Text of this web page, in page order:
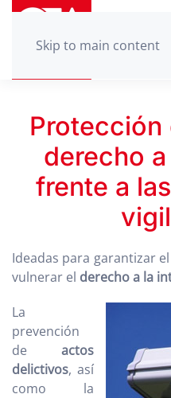
Skip to main content
Protección
derecho
frente a
Ideadas para garantizar
vulnerar el derecho a la
La
prevención
de actos
delictivos, así
como la